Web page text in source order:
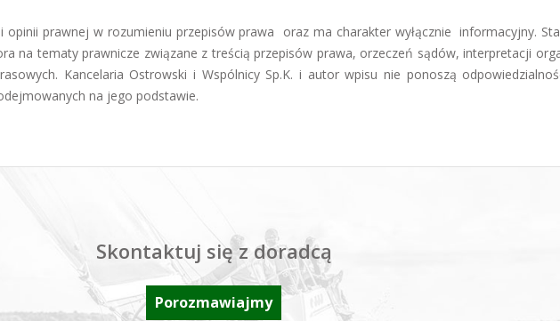
opinii prawnej w rozumieniu przepisów prawa oraz ma charakter wyłącznie informacyjny.
na tematy prawnicze związane z treścią przepisów prawa, orzeczeń sądów, interpretacji
Kancelaria Ostrowski i Wspólnicy Sp.K. i autor wpisu nie ponoszą
na jego podstawie.
Skontaktuj się z doradcą
Porozmawiajmy